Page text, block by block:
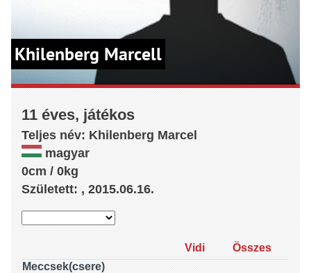
Khilenberg Marcell
11 éves, játékos
Teljes név: Khilenberg Marcel
magyar
0cm / 0kg
Született: , 2015.06.16.
Vidi
Összes
Meccsek(csere)